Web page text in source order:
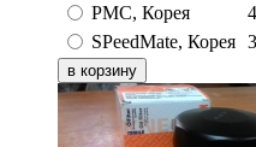
PMC, Корея
SPeedMate, Корея